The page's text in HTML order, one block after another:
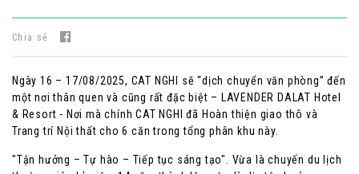
Chia sẻ
Ngày 16 – 17/08/2025, CAT NGHI sẽ “dịch chuyển văn phòng” đến
một nơi thân quen và cũng rất đặc biệt – LAVENDER DALAT Hotel
& Resort - Nơi mà chính CAT NGHI đã Hoàn thiện giao thô và
Trang trí Nội thất cho 6 căn trong tổng phân khu này.
"Tận hưởng – Tự hào – Tiếp tục sáng tạo". Vừa là chuyến du lịch